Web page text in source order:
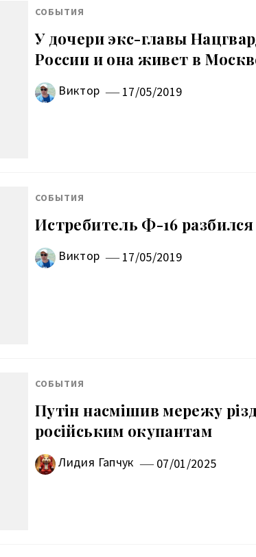
СОБЫТИЯ
У дочери экс-главы
России и она живет в
Виктор 17/05/2019
СОБЫТИЯ
Истребитель Ф-16
Виктор 17/05/2019
СОБЫТИЯ
Путін насмішив мережу
російським окупантам
Лидия Гапчук 07/01/2025